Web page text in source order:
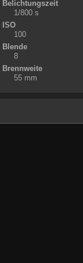
Belichtungszeit
1/800 s
ISO
100
Blende
8
Brennweite
55 mm